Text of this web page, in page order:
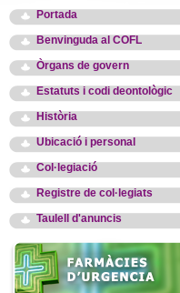
Portada
Benvinguda al COFL
Òrgans de govern
Estatuts i codi deontològic
Història
Ubicació i personal
Col·legiació
Registre de col·legiats
Taulell d'anuncis